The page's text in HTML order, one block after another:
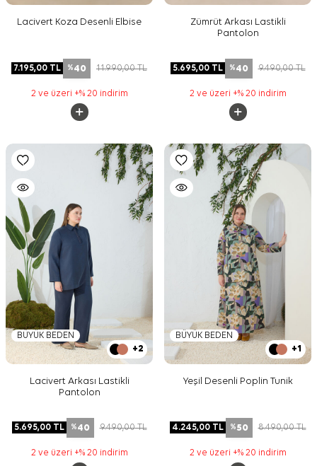
Lacivert Koza Desenli Elbise
7.195,00 TL %40 11.990,00TL
2 ve üzeri +% 20 indirim
Zümrüt Arkası Lastikli
Pantolon
5.695,00TL %40 9.490,00TL
2 ve üzeri +% 20 indirim
BÜYÜK BEDEN
+2
Lacivert Arkası Lastikli
Pantolon
5.695,00TL %40 9.490,00TL
2 ve üzeri +% 20 indirim
BÜYÜK BEDEN
+1
Yeşil Desenli Poplin Tunik
4.245,00TL %50 8.490,00TL
2 ve üzeri +% 20 indirim